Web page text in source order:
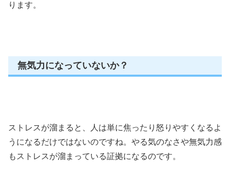
ります。
無気力になっていないか？
ストレスが溜まると、人は単に焦ったり怒りやすくなるよ
うになるだけではないのですね。やる気のなさや無気力感
もストレスが溜まっている証拠になるのです。